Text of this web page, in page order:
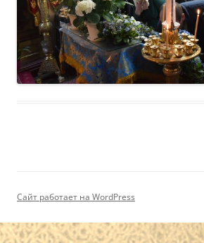
Сайт работает на WordPress